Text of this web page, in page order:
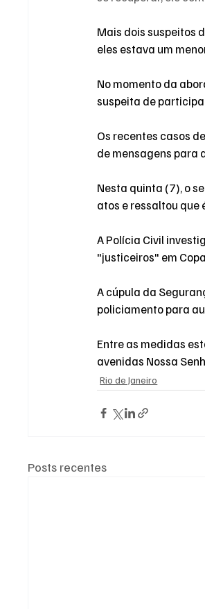
Mais dois suspeitos
eles estava um
No momento da
suspeita de
Os recentes casos
de mensagens para
Nesta quinta (7), o
atos e ressaltou que
A Polícia Civil
"justiceiros" em
A cúpula da
policiamento para
Entre as medidas
avenidas Nossa
Rio de Janeiro
Posts recentes